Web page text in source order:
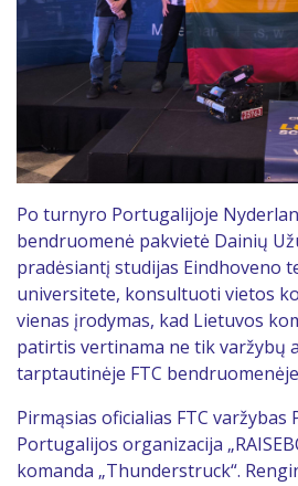
Po turnyro Portugalijoje
bendruomenė pakvietė Dainių
pradėsiantį studijas Eindhoveno
universitete, konsultuoti vietos
vienas įrodymas, kad Lietuvos
patirtis vertinama ne tik varžybų
tarptautinėje FTC
Pirmąsias oficialias FTC
Portugalijos organizacija
komanda „Thunderstruck“.